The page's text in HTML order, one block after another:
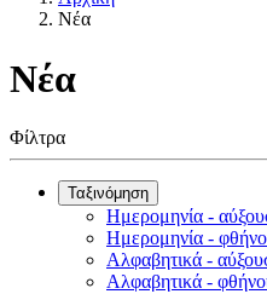
Νέα
Νέα
Φίλτρα
Ταξινόμηση
Ημερομηνία -
Ημερομηνία -
Αλφαβητικά -
Αλφαβητικά -